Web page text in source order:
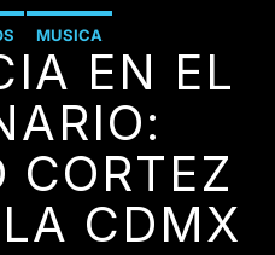
RADIO
INVENCIBLES
MUSICA
EN EL
CORTEZ
CDMX